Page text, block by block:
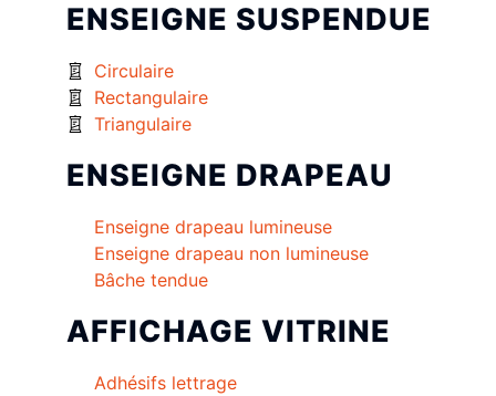
ENSEIGNE SUSPENDUE
Circulaire
Rectangulaire
Triangulaire
ENSEIGNE DRAPEAU
Enseigne drapeau lumineuse
Enseigne drapeau non lumineuse
Bâche tendue
AFFICHAGE VITRINE
Adhésifs lettrage